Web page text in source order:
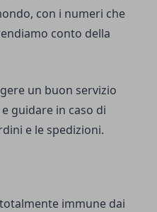
con i numeri che
conto della
un buon servizio
guidare in caso di
e le spedizioni.
immune dai